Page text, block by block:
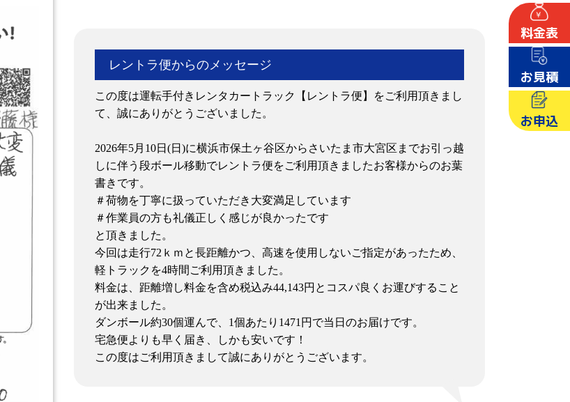
料金表
お見積
お申込
レントラ便からのメッセージ
この度は運転手付きレンタカートラック【レントラ便】をご利用頂きまし
て、誠にありがとうございました。
2026年5月10日(日)に横浜市保土ヶ谷区からさいたま市大宮区までお引っ越
しに伴う段ボール移動でレントラ便をご利用頂きましたお客様からのお葉
書きです。
＃荷物を丁寧に扱っていただき大変満足しています
＃作業員の方も礼儀正しく感じが良かったです
と頂きました。
今回は走行72ｋｍと長距離かつ、高速を使用しないご指定があったため、
軽トラックを4時間ご利用頂きました。
料金は、距離増し料金を含め税込み44,143円とコスパ良くお運びすること
が出来ました。
ダンボール約30個運んで、1個あたり1471円で当日のお届けです。
宅急便よりも早く届き、しかも安いです！
この度はご利用頂きまして誠にありがとうございます。